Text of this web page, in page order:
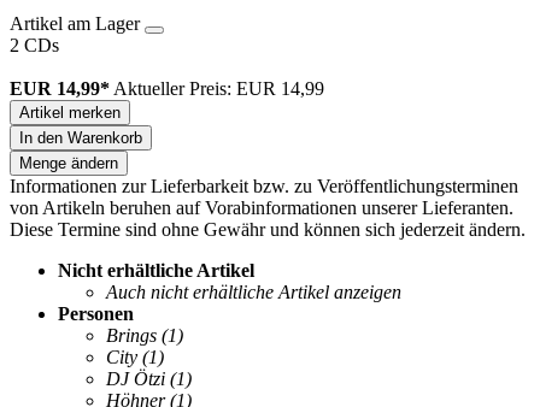
Artikel am Lager
2 CDs
EUR 14,99* Aktueller Preis: EUR 14,99
Artikel merken
In den Warenkorb
Menge ändern
Informationen zur Lieferbarkeit bzw. zu Veröffentlichungsterminen
von Artikeln beruhen auf Vorabinformationen unserer Lieferanten.
Diese Termine sind ohne Gewähr und können sich jederzeit ändern.
Nicht erhältliche Artikel
Auch nicht erhältliche Artikel anzeigen
Personen
Brings (1)
City (1)
DJ Ötzi (1)
Höhner (1)